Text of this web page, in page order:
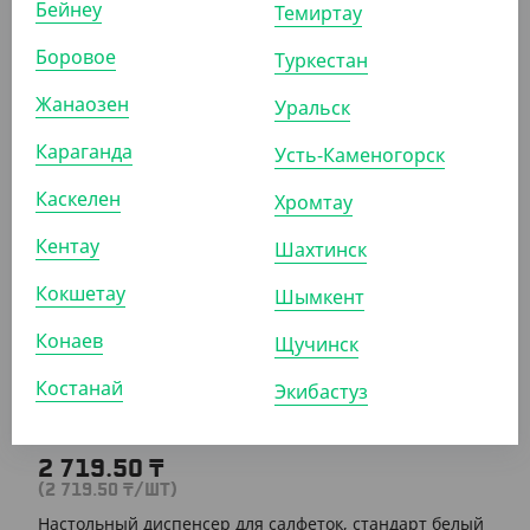
расчетов. Соответственно на определенные позиции
товаров, включая эту, цена за штуку является справочной
и приобретение товара возможно только упаковками и
коробками.
К ЭТОМУ ТОВАРУ ПОДХОДЯТ
2 719.50 ₸
(2 719.50 ₸/ШТ)
Настольный диспенсер для салфеток, стандарт белый
Бейнеу
Боровое
Жанаозен
Караганда
Каскелен
Кентау
Кокшетау
Конаев
Костанай
Темиртау
Туркестан
Уральск
Усть-Каменогорск
Хромтау
Шахтинск
Шымкент
Щучинск
Экибастуз